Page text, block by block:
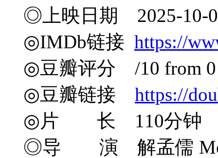
◎上映日期 2025-10-
◎IMDb链接 https://
◎豆瓣评分 /10 from 0
◎豆瓣链接 https://
◎片 长 110分钟
◎导 演 解孟儒